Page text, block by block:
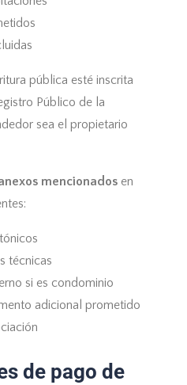
pública esté inscrita
Público de la
sea el propietario
mencionados en
técnicas
si es condominio
adicional prometido
de pago de